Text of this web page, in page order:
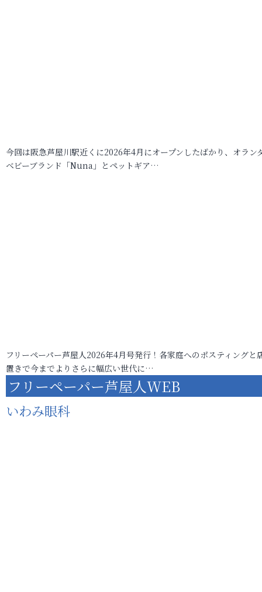
今回は阪急芦屋川駅近くに2026年4月にオープンしたばかり、オラン
ベビーブランド「Nuna」とペットギア…
フリーペーパー芦屋人2026年4月号発行！各家庭へのポスティングと
置きで今までよりさらに幅広い世代に…
フリーペーパー芦屋人WEB
いわみ眼科